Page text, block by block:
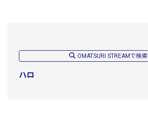
OMATSURI STREAMで検索
ハロ